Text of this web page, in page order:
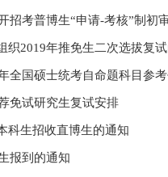
招考普博生“申请-考核”制初
织2019年推免生二次选拔复
全国硕士统考自命题科目参
免试研究生复试安排
科生招收直博生的通知
报到的通知